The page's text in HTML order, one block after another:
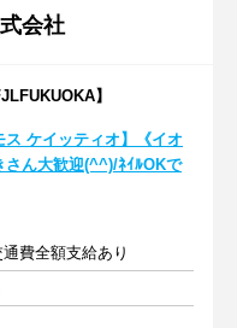
会社
】
ス ケイッティオ】《イオ
さん大歓迎(^^)/ﾈｲﾙOKで
費全額支給あり